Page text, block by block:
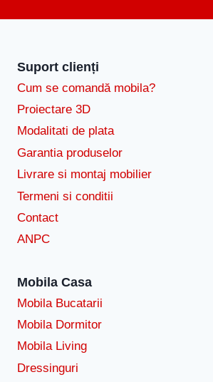
Suport clienți
Cum se comandă mobila?
Proiectare 3D
Modalitati de plata
Garantia produselor
Livrare si montaj mobilier
Termeni si conditii
Contact
ANPC
Mobila Casa
Mobila Bucatarii
Mobila Dormitor
Mobila Living
Dressinguri